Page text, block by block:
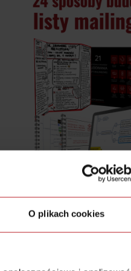
O plikach cookies